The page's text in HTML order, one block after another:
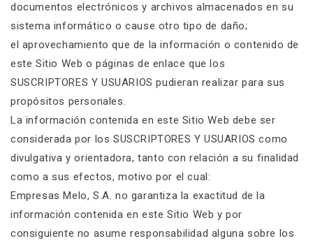
documentos electrónicos y archivos almacenados en su
sistema informático o cause otro tipo de daño;
el aprovechamiento que de la información o contenido de
este Sitio Web o páginas de enlace que los
SUSCRIPTORES Y USUARIOS pudieran realizar para sus
propósitos personales.
La información contenida en este Sitio Web debe ser
considerada por los SUSCRIPTORES Y USUARIOS como
divulgativa y orientadora, tanto con relación a su finalidad
como a sus efectos, motivo por el cual:
Empresas Melo, S.A. no garantiza la exactitud de la
información contenida en este Sitio Web y por
consiguiente no asume responsabilidad alguna sobre los